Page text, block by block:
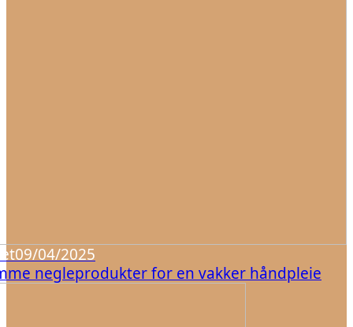
09/04/2025
negleprodukter for en vakker håndpleie